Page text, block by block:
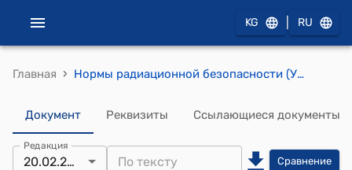
KG RU
Главная › Нормы радиационной безопасности (Утверждены постановлением Главного Государственного санитарного врача Кыргызской Республики от 20 февраля 2004 года № 10)
Документ Реквизиты Ссылающиеся документы
Редакция
20.02.2004 Сравнение